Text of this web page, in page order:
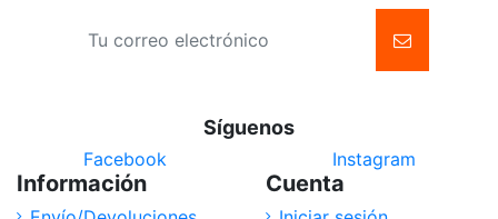
Síguenos
Facebook Instagram
Información Cuenta